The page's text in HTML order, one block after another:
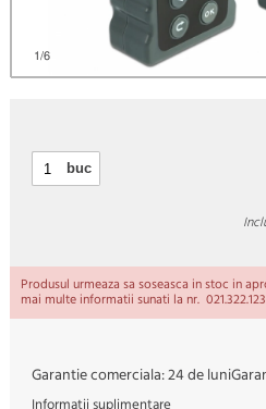
1/6
buc
Produsul urmeaza sa soseasca in stoc in
mai multe informatii sunati la nr.
Garantie comerciala:24 de luni